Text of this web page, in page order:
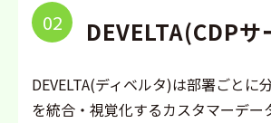
02 DEVELTA(CDPサ
DEVELTA(ディベルタ)は部署ごとに
を統合・視覚化するカスタマーデー